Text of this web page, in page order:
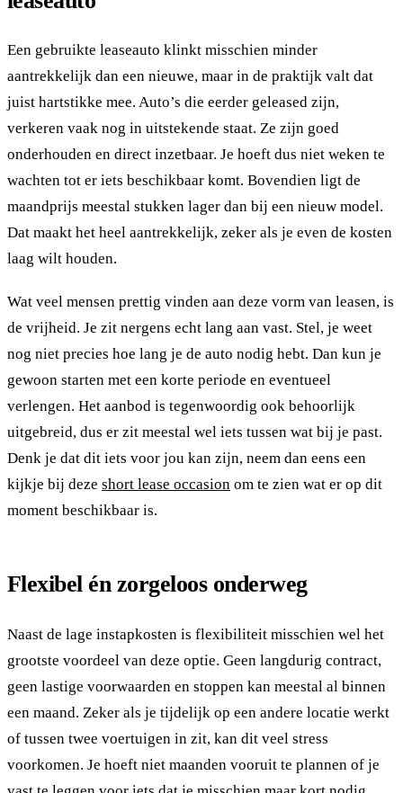
Een gebruikte leaseauto klinkt misschien minder
aantrekkelijk dan een nieuwe, maar in de praktijk valt dat
juist hartstikke mee. Auto’s die eerder geleased zijn,
verkeren vaak nog in uitstekende staat. Ze zijn goed
onderhouden en direct inzetbaar. Je hoeft dus niet weken te
wachten tot er iets beschikbaar komt. Bovendien ligt de
maandprijs meestal stukken lager dan bij een nieuw model.
Dat maakt het heel aantrekkelijk, zeker als je even de kosten
laag wilt houden.
Wat veel mensen prettig vinden aan deze vorm van leasen, is
de vrijheid. Je zit nergens echt lang aan vast. Stel, je weet
nog niet precies hoe lang je de auto nodig hebt. Dan kun je
gewoon starten met een korte periode en eventueel
verlengen. Het aanbod is tegenwoordig ook behoorlijk
uitgebreid, dus er zit meestal wel iets tussen wat bij je past.
Denk je dat dit iets voor jou kan zijn, neem dan eens een
kijkje bij deze short lease occasion om te zien wat er op dit
moment beschikbaar is.
Flexibel én zorgeloos onderweg
Naast de lage instapkosten is flexibiliteit misschien wel het
grootste voordeel van deze optie. Geen langdurig contract,
geen lastige voorwaarden en stoppen kan meestal al binnen
een maand. Zeker als je tijdelijk op een andere locatie werkt
of tussen twee voertuigen in zit, kan dit veel stress
voorkomen. Je hoeft niet maanden vooruit te plannen of je